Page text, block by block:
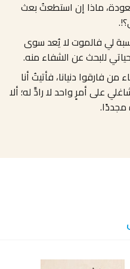
ماذا إن استطعتُ بعث
لي فالموت لا يُعد سوى
للبحث عن الشفاء منه.
من فارقوا دنيانا، فأتيتُ أنا
على أمرٍ واحد لا رادَّ له؛ ألا
مجددًا.